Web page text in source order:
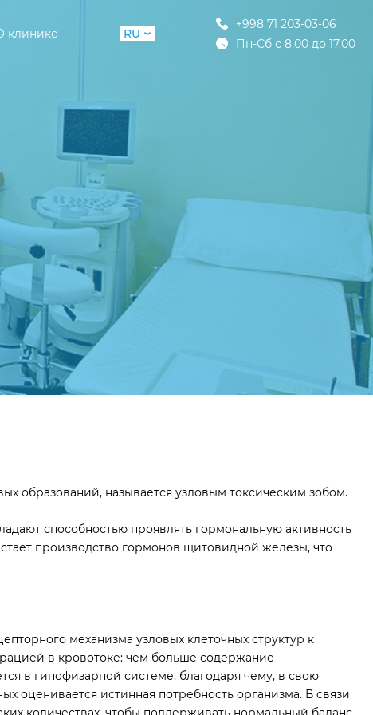
клинике
RU
+998 71 203-03-06
Пн-Сб с 8.00 до 17.00
образований, называется узловым токсическим зобом.
способностью проявлять гормональную активность
производство гормонов щитовидной железы, что
механизма узловых клеточных структур к
в кровотоке: чем больше содержание
в гипофизарной системе, благодаря чему, в свою
оценивается истинная потребность организма. В связи